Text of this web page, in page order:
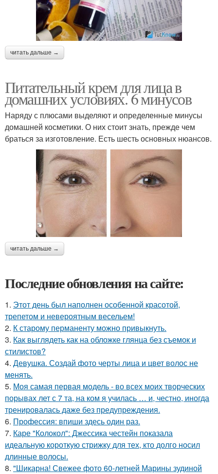
читать дальше →
Питательный крем для лица в
домашних условиях. 6 минусов
Наряду с плюсами выделяют и определенные минусы
домашней косметики. О них стоит знать, прежде чем
браться за изготовление. Есть шесть основных нюансов.
читать дальше →
Последние обновления на сайте:
1. Этот день был наполнен особенной красотой,
трепетом и невероятным весельем!
2. К старому перманенту можно привыкнуть.
3. Как выглядеть как на обложке глянца без съемок и
стилистов?
4. Девушка. Создай фото черты лица и цвет волос не
менять.
5. Моя самая первая модель - во всех моих творческих
порывах лет с 7 та, на ком я училась … и, честно, иногда
тренировалась даже без предупреждения.
6. Профессия: впиши здесь один раз.
7. Каре "Колокол": Джессика честейн показала
идеальную короткую стрижку для тех, кто долго носил
длинные волосы.
8. "Шикарна! Свежее фото 60-летней Марины зудиной